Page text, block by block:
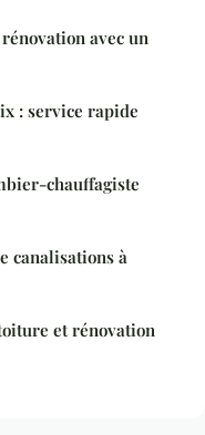
avec un
: service rapide
chauffagiste
canalisations à
et rénovation